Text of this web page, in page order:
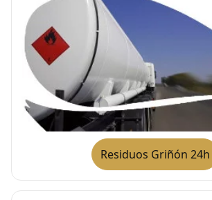
Residuos Griñón 24h